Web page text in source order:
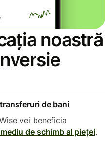
noastră
de bani
vei beneficia
de schimb al pieței.